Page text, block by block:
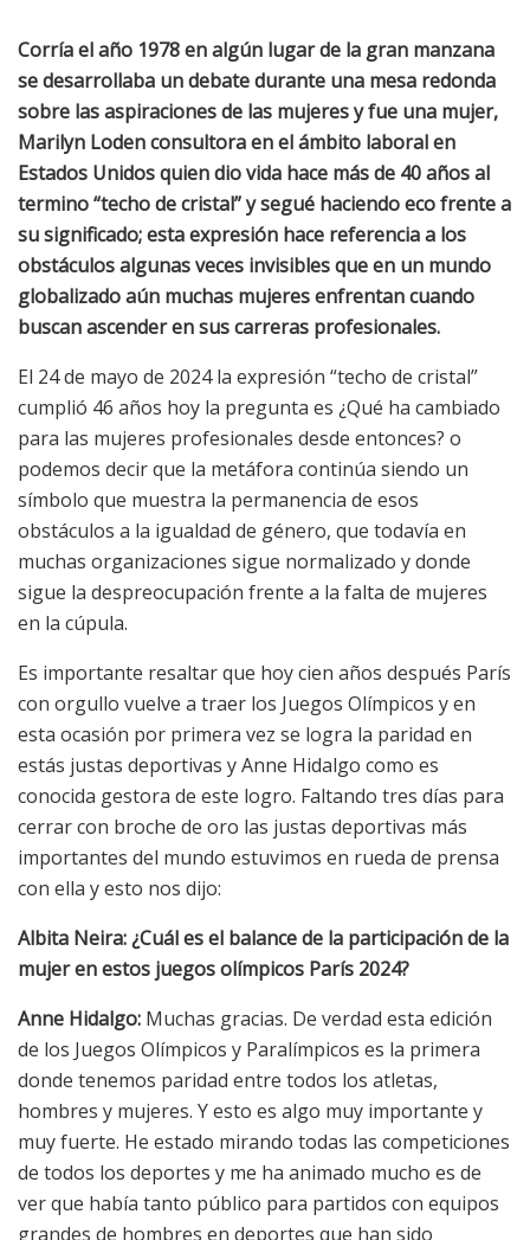
Corría el año 1978 en algún lugar de la gran manzana
se desarrollaba un debate durante una mesa redonda
sobre las aspiraciones de las mujeres y fue una mujer,
Marilyn Loden consultora en el ámbito laboral en
Estados Unidos quien dio vida hace más de 40 años al
termino “techo de cristal” y segué haciendo eco frente a
su significado; esta expresión hace referencia a los
obstáculos algunas veces invisibles que en un mundo
globalizado aún muchas mujeres enfrentan cuando
buscan ascender en sus carreras profesionales.
El 24 de mayo de 2024 la expresión “techo de cristal”
cumplió 46 años hoy la pregunta es ¿Qué ha cambiado
para las mujeres profesionales desde entonces? o
podemos decir que la metáfora continúa siendo un
símbolo que muestra la permanencia de esos
obstáculos a la igualdad de género, que todavía en
muchas organizaciones sigue normalizado y donde
sigue la despreocupación frente a la falta de mujeres
en la cúpula.
Es importante resaltar que hoy cien años después París
con orgullo vuelve a traer los Juegos Olímpicos y en
esta ocasión por primera vez se logra la paridad en
estás justas deportivas y Anne Hidalgo como es
conocida gestora de este logro. Faltando tres días para
cerrar con broche de oro las justas deportivas más
importantes del mundo estuvimos en rueda de prensa
con ella y esto nos dijo:
Albita Neira: ¿Cuál es el balance de la participación de la
mujer en estos juegos olímpicos París 2024?
Anne Hidalgo: Muchas gracias. De verdad esta edición
de los Juegos Olímpicos y Paralímpicos es la primera
donde tenemos paridad entre todos los atletas,
hombres y mujeres. Y esto es algo muy importante y
muy fuerte. He estado mirando todas las competiciones
de todos los deportes y me ha animado mucho es de
ver que había tanto público para partidos con equipos
grandes de hombres en deportes que han sido